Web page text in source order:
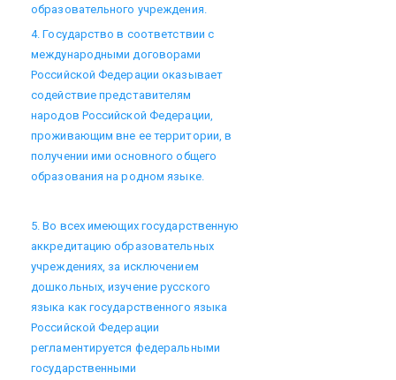
образовательного учреждения.
4. Государство в соответствии с
международными договорами
Российской Федерации оказывает
содействие представителям
народов Российской Федерации,
проживающим вне ее территории, в
получении ими основного общего
образования на родном языке.
5. Во всех имеющих государственную
аккредитацию образовательных
учреждениях, за исключением
дошкольных, изучение русского
языка как государственного языка
Российской Федерации
регламентируется федеральными
государственными